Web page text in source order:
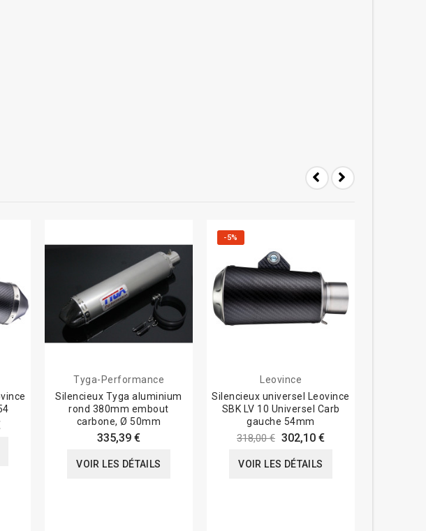
Tyga-Performance
Silencieux Tyga aluminium
rond 380mm embout
carbone, Ø 50mm
335,39 €
VOIR LES DÉTAILS
-5%
Leovince
Silencieux universel Leovince
SBK LV 10 Universel Carb
gauche 54mm
318,00 € 302,10 €
VOIR LES DÉTAILS